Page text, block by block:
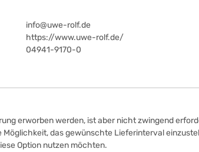
info@uwe-rolf.de
https://www.uwe-rolf.de/
04941-9170-0
erworben werden, ist aber nicht zwingend
das gewünschte Lieferinterval
Option nutzen möchten.